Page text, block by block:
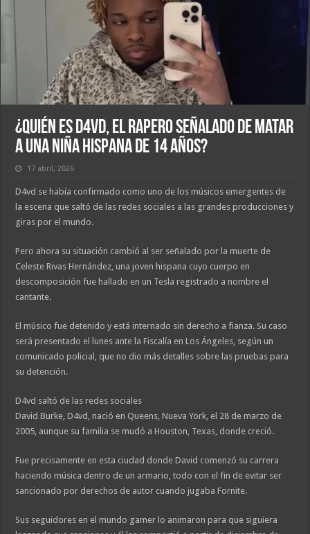
¿Quién Es D4vd, el Rapero Señalado de Matar
a Una Niña Hispana de 14 Años?
17 abril, 2026
D4vd se había confirmado como uno de los músicos emergentes de
la escena que saltó de las redes sociales a las grandes producciones y
giras por el mundo.
Pero ahora su situación cambió al ser señalado por la muerte de
Celeste Rivas Hernández, una joven hispana cuyo cuerpo en
descomposición fue hallado en un Tesla registrado a nombre el
cantante.
El músico fue detenido y está internado sin derecho a fianza. Su caso
será presentado el lunes ante la Fiscalía en Los Ángeles, según un
comunicado policial, que no dio más detalles sobre las pruebas para
su detención.
D4vd saltó de las redes sociales
David Burke, D4vd, nació en Queens, Nueva York, el 28 de marzo de
2005, aunque su familia se mudó a Houston, Texas, donde creció.
Fue precisamente en esta ciudad donde David comenzó su carrera
haciendo música dentro de un armario, todo con el fin de evitar ser
sancionado por derechos de autor cuando jugaba Fornite.
Sus seguidores en el mundo gamer lo animaron para que siguiera